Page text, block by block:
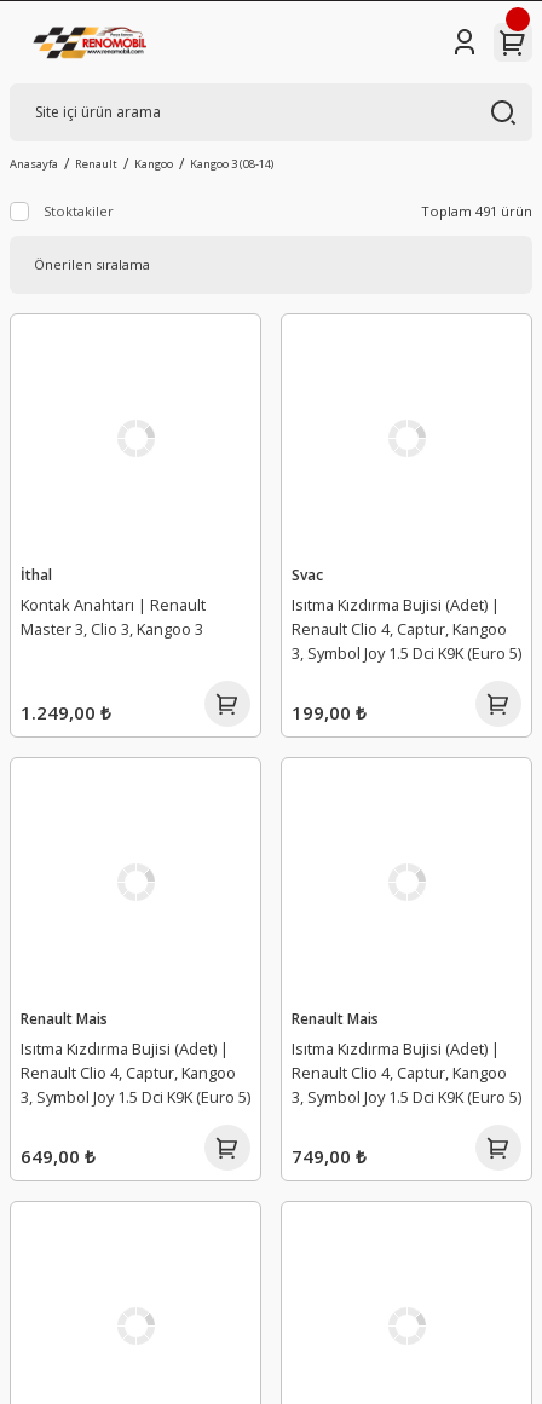
Anasayfa Renault Kangoo Kangoo 3 (08-14)
Stoktakiler Toplam 491 ürün
İthal
Kontak Anahtarı | Renault
Master 3, Clio 3, Kangoo 3
1.249,00 ₺
Svac
Isıtma Kızdırma Bujisi (Adet) |
Renault Clio 4, Captur, Kangoo
3, Symbol Joy 1.5 Dci K9K (Euro 5)
199,00 ₺
Renault Mais
Isıtma Kızdırma Bujisi (Adet) |
Renault Clio 4, Captur, Kangoo
3, Symbol Joy 1.5 Dci K9K (Euro 5)
649,00 ₺
Renault Mais
Isıtma Kızdırma Bujisi (Adet) |
Renault Clio 4, Captur, Kangoo
3, Symbol Joy 1.5 Dci K9K (Euro 5)
749,00 ₺